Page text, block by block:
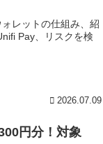
レットの仕組み、紹
Pay、リスクを検
2026.07.09
円分！対象